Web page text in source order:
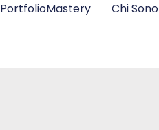
PortfolioMastery Chi Sono